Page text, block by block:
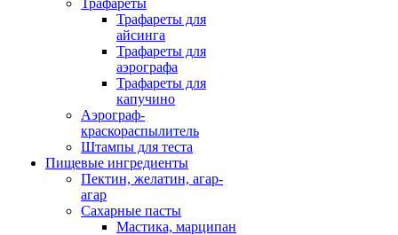
Трафареты для
айсинга
Трафареты для
аэрографа
Трафареты для
капучино
Аэрограф-
краскораспылитель
Штампы для теста
Пищевые ингредиенты
Пектин, желатин, агар-
агар
Сахарные пасты
Мастика, марципан